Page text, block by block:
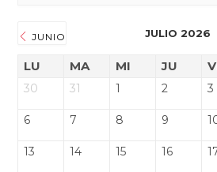
JUNIO JULIO 2026
LU MA MI JU
30 31 1 2 3
6 7 8 9
13 14 15 16